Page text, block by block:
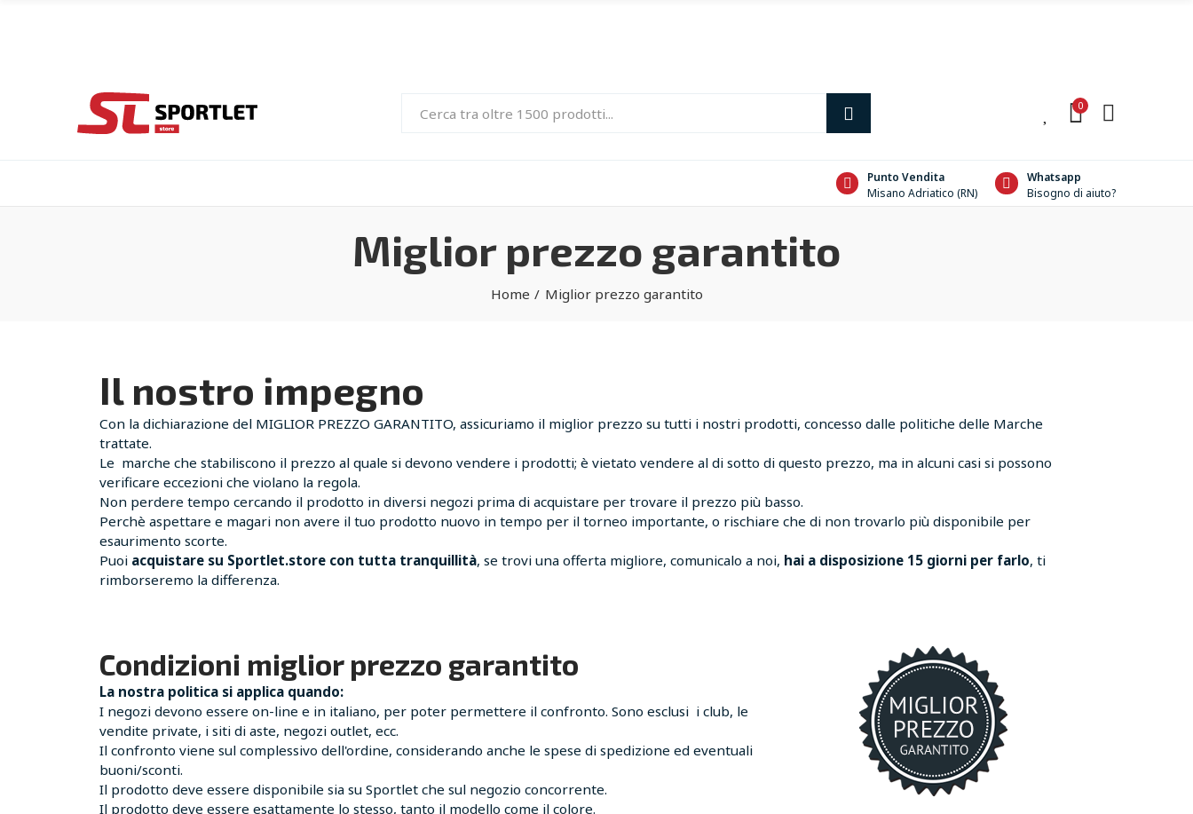
0
Punto Vendita
Misano Adriatico (RN)
Whatsapp
Bisogno di aiuto?
Miglior prezzo garantito
Home Miglior prezzo garantito
Il nostro impegno
Con la dichiarazione del MIGLIOR PREZZO GARANTITO, assicuriamo il miglior prezzo su tutti i nostri prodotti, concesso dalle politiche delle Marche
trattate.
Le marche che stabiliscono il prezzo al quale si devono vendere i prodotti; è vietato vendere al di sotto di questo prezzo, ma in alcuni casi si possono
verificare eccezioni che violano la regola.
Non perdere tempo cercando il prodotto in diversi negozi prima di acquistare per trovare il prezzo più basso.
Perchè aspettare e magari non avere il tuo prodotto nuovo in tempo per il torneo importante, o rischiare che di non trovarlo più disponibile per
esaurimento scorte.
Puoi acquistare su Sportlet.store con tutta tranquillità, se trovi una offerta migliore, comunicalo a noi, hai a disposizione 15 giorni per farlo, ti
rimborseremo la differenza.
Condizioni miglior prezzo garantito
La nostra politica si applica quando:
I negozi devono essere on-line e in italiano, per poter permettere il confronto. Sono esclusi i club, le
vendite private, i siti di aste, negozi outlet, ecc.
Il confronto viene sul complessivo dell'ordine, considerando anche le spese di spedizione ed eventuali
buoni/sconti.
Il prodotto deve essere disponibile sia su Sportlet che sul negozio concorrente.
Il prodotto deve essere esattamente lo stesso, tanto il modello come il colore.